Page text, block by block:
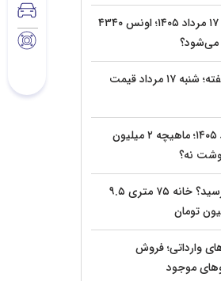
پیش‌بینی قیمت طلا و سکه شنبه ۱۷ مرداد ۱۴۰۵؛ اونس ۴۳۴۰
ریزش ۸۵۰۰ تومانی دلار در یک هفته؛ شنبه ۱۷ مرداد قیمت
قیمت گوشت قرمز امروز ۱۶ مرداد ۱۴۰۵؛ ماهیچه ۲ میلیون
نه؟
قیمت مسکن در نازی‌آباد به کجا رسید؟ خانه ۷۵ متری ۹.۵
وارداتی؛ فروش
موجود